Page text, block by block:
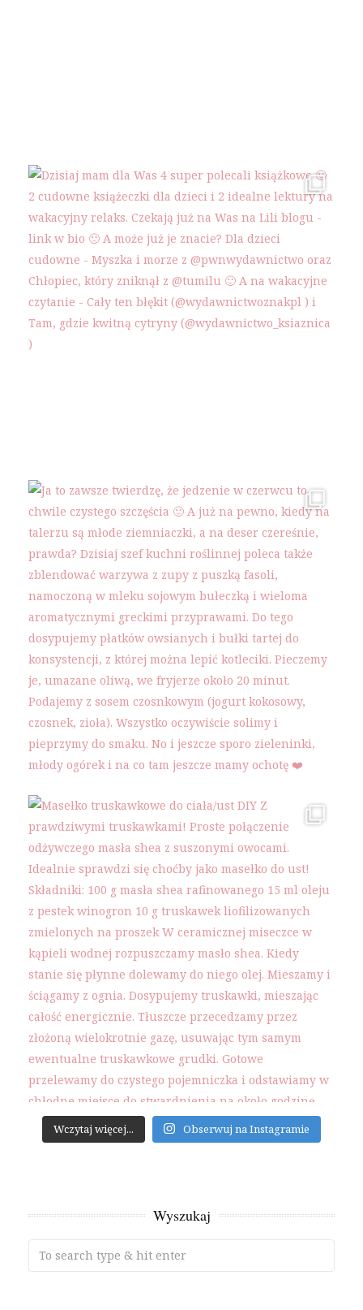
Wczytaj więcej... Obserwuj na Instagramie
Wyszukaj